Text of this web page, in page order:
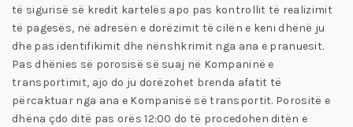
të sigurisë së kredit kartelës apo pas kontrollit të realizimit
të pagesës, në adresën e dorëzimit të cilën e keni dhënë ju
dhe pas identifikimit dhe nënshkrimit nga ana e pranuesit.
Pas dhënies së porosisë së suaj në Kompaninë e
transportimit, ajo do ju dorëzohet brenda afatit të
përcaktuar nga ana e Kompanisë së transportit. Porositë e
dhëna çdo ditë pas orës 12:00 do të procedohen ditën e